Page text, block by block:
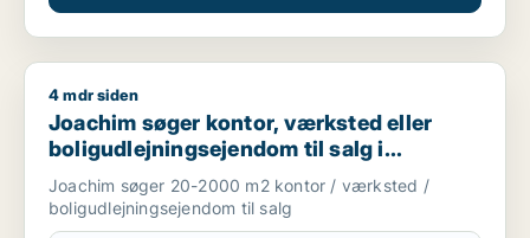
Joachim søger kontor, værksted eller
4 mdr siden
Joachim søger kontor, værksted eller
boligudlejningsejendom til salg i
Storkøbenhavn
Joachim søger 20-2000 m2 kontor / værksted /
boligudlejningsejendom til salg